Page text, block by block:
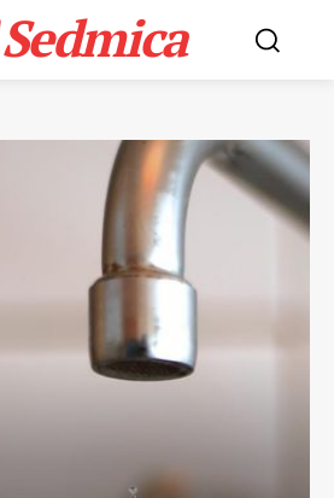
Sedmica